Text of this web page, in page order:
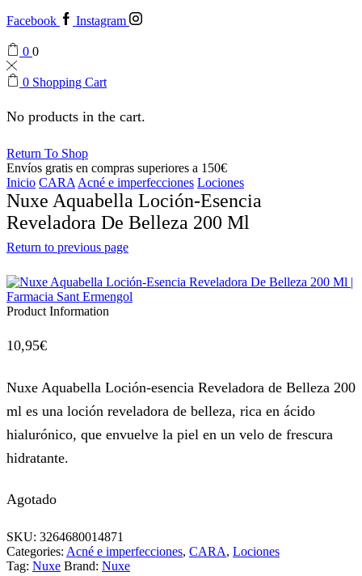
Facebook Instagram
0 0
0 Shopping Cart
No products in the cart.
Return To Shop
Envíos gratis en compras superiores a 150€
Inicio CARAAcné e imperfecciones Lociones
Nuxe Aquabella Loción-Esencia
Reveladora De Belleza 200 Ml
Return to previous page
Product Information
10,95€
Nuxe Aquabella Loción-esencia Reveladora de Belleza 200
ml es una loción reveladora de belleza, rica en ácido
hialurónico, que envuelve la piel en un velo de frescura
hidratante.
Agotado
SKU: 3264680014871
Categories: Acné e imperfecciones, CARA, Lociones
Tag: Nuxe Brand: Nuxe